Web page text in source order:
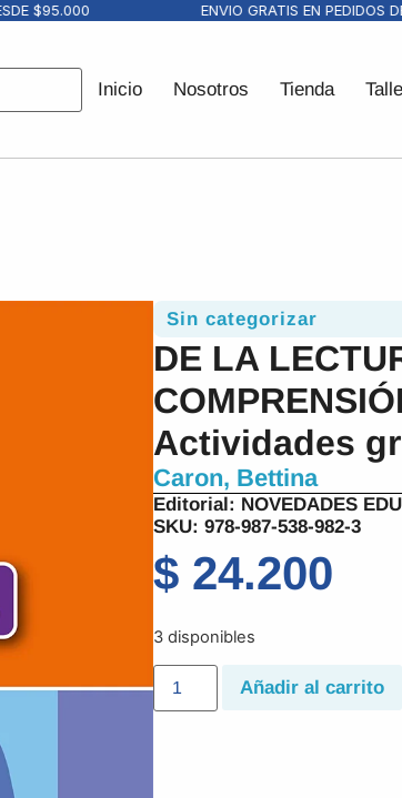
$95.000 ENVIO GRATIS EN PEDIDOS
Inicio Nosotros Tienda
Sin categorizar
DE LA
Actividades
Caron, Bettina
Editorial: NOVEDADES
SKU: 978-987-538-982-3
$ 24.200
3 disponibles
Añadir al carrito